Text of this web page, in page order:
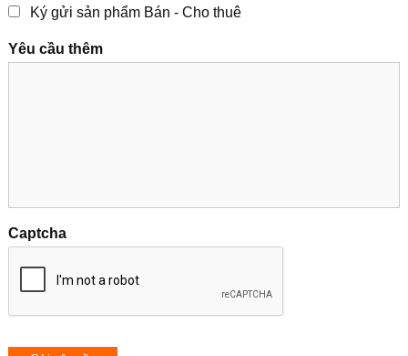
Ký gửi sản phẩm Bán - Cho thuê
Yêu cầu thêm
Captcha